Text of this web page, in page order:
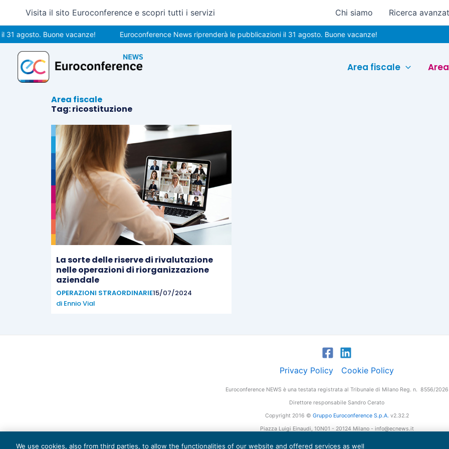
contenuto
Visita il sito Euroconference e scopri tutti i servizi Chi siamo Ricerca
agosto. Buone vacanze! Euroconference News riprenderà le pubblicazioni il 31 agosto. Buone vacanze!
Area fiscale
Area fiscale
Tag: ricostituzione
La sorte delle riserve di rivalutazione
nelle operazioni di riorganizzazione
aziendale
OPERAZIONI STRAORDINARIE15/07/2024
di Ennio Vial
Privacy Policy Cookie Policy
Euroconference NEWS è una testata registrata al Tribunale di Milano Reg. n. 8556/2026
Direttore responsabile Sandro Cerato
Copyright 2016 © Gruppo Euroconference S.p.A. v2.32.2
Piazza Luigi Einaudi, 10N01 - 20124 Milano - info@ecnews.it
We use cookies, also from third parties, to allow the functionalities of our website and offered services as well